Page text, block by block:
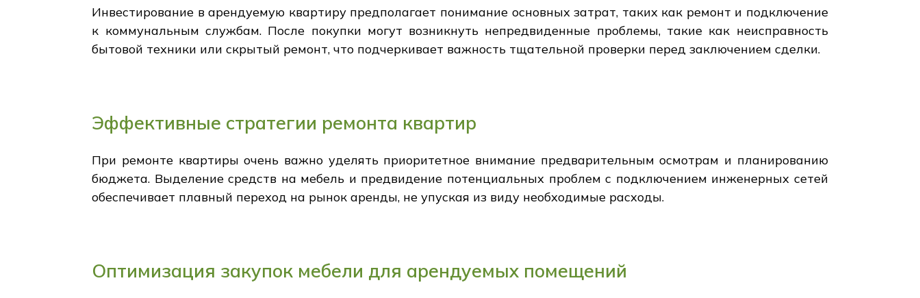
Инвестирование в арендуемую квартиру предполагает понимание основных затрат, таких как ремонт и подключение
к коммунальным службам. После покупки могут возникнуть непредвиденные проблемы, такие как неисправность
бытовой техники или скрытый ремонт, что подчеркивает важность тщательной проверки перед заключением сделки.
Эффективные стратегии ремонта квартир
При ремонте квартиры очень важно уделять приоритетное внимание предварительным осмотрам и планированию
бюджета. Выделение средств на мебель и предвидение потенциальных проблем с подключением инженерных сетей
обеспечивает плавный переход на рынок аренды, не упуская из виду необходимые расходы.
Оптимизация закупок мебели для арендуемых помещений